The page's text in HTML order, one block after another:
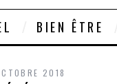
BIEN ÊTRE
2018